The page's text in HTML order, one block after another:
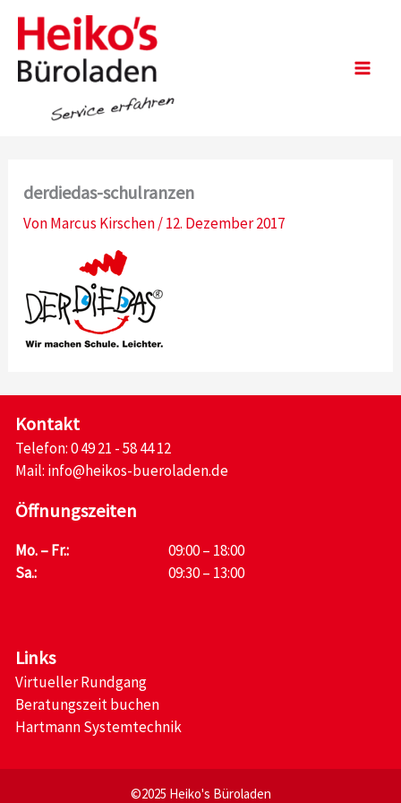
Inhalt
springen
derdiedas-schulranzen
VonMarcus Kirschen/12. Dezember 2017
Kontakt
Telefon:0 49 21 - 58 44 12
Mail: info@heikos-bueroladen.de
Öffnungszeiten
Mo. – Fr.:
09:00 – 18:00
Sa.:
09:30 – 13:00
Links
Virtueller Rundgang
Beratungszeit buchen
Hartmann Systemtechnik
©2025 Heiko's Büroladen